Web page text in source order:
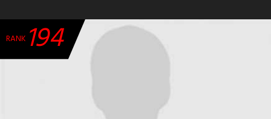
チーム・選手
加盟・登録
RANK 194